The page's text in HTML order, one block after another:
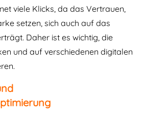
viele Klicks, da das Vertrauen,
setzen, sich auch auf das
Daher ist es wichtig, die
und auf verschiedenen digitalen